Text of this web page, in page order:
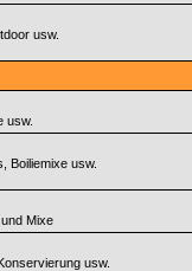
usw.
usw.
Boiliemixe usw.
Mixe
usw.